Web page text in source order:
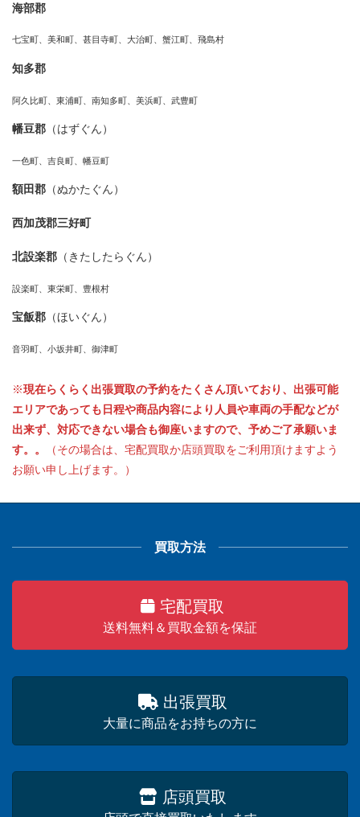
海部郡
七宝町、美和町、甚目寺町、大治町、蟹江町、飛島村
知多郡
阿久比町、東浦町、南知多町、美浜町、武豊町
幡豆郡 （はずぐん）
一色町、吉良町、幡豆町
額田郡 （ぬかたぐん）
西加茂郡三好町
北設楽郡 （きたしたらぐん）
設楽町、東栄町、豊根村
宝飯郡 （ほいぐん）
音羽町、小坂井町、御津町
※現在らくらく出張買取の予約をたくさん頂いており、出張可能
エリアであっても日程や商品内容により人員や車両の手配などが
出来ず、対応できない場合も御座いますので、予めご了承願いま
す。。
（その場合は、宅配買取か店頭買取をご利用頂けますよう
お願い申し上げます。）
買取方法
宅配買取
送料無料＆買取金額を保証
出張買取
大量に商品をお持ちの方に
店頭買取